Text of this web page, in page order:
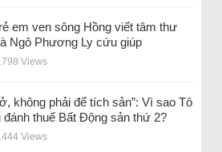
em ven sông Hồng viết tâm thư
Ngô Phương Ly cứu giúp
Views
không phải để tích sản”: Vì sao Tô
đánh thuế Bất Động sản thứ 2?
Views